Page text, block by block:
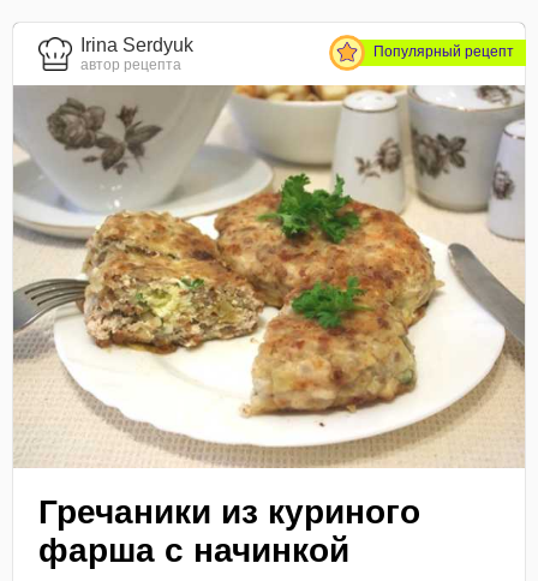
Irina Serdyuk
автор рецепта
Популярный рецепт
Гречаники из куриного
фарша с начинкой